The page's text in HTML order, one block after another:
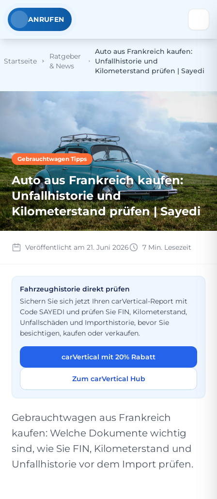
ANRUFEN
Startseite
Ratgeber
& News
Auto aus Frankreich kaufen:
Unfallhistorie und
Kilometerstand prüfen | Sayedi
Gebrauchtwagen Tipps
Auto aus Frankreich kaufen:
Unfallhistorie und
Kilometerstand prüfen | Sayedi
Veröffentlicht am 21. Juni 2026 7 Min. Lesezeit
Fahrzeughistorie direkt prüfen
Sichern Sie sich jetzt Ihren carVertical-Report mit
Code SAYEDI und prüfen Sie FIN, Kilometerstand,
Unfallschäden und Importhistorie, bevor Sie
besichtigen, kaufen oder verkaufen.
carVertical mit 20% Rabatt
Zum carVertical Hub
Gebrauchtwagen aus Frankreich
kaufen: Welche Dokumente wichtig
sind, wie Sie FIN, Kilometerstand und
Unfallhistorie vor dem Import prüfen.